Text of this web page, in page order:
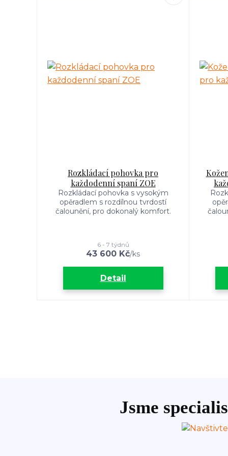
Rozkládací pohovka pro
každodenní spaní ZOE
Rozkládací pohovka s vysokým
opěradlem s rozdílnou tvrdostí
čalounění, pro dokonalý komfort.
43 600 Kč/ks
6 - 7 týdnů
Detail
Jsme